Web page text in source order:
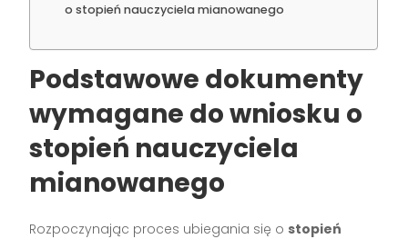
o stopień nauczyciela mianowanego
Podstawowe dokumenty
wymagane do wniosku o
stopień nauczyciela
mianowanego
Rozpoczynając proces ubiegania się o stopień